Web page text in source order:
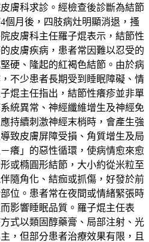
膚科求診。經檢查後診斷為結節
個月後，四肢病灶明顯消退，搔
皮膚科主任羅子焜表示，結節性
皮膚疾病，患者常因難以忍受的
硬、隆起的紅褐色結節。由於病
不少患者長期受到睡眠障礙、情
焜主任指出，結節性癢疹並非單
統異常、神經纖維增生及神經免
持續刺激神經末梢時，會產生強
致皮膚屏障受損、角質增生及局
癢」的惡性循環，使病情愈來愈
或橢圓形結節，大小約從米粒至
隨角化、結痂或抓傷，好發於前
位。患者常在夜間或情緒緊張時
影響睡眠品質。羅子焜主任表
式以類固醇藥膏、局部注射、光
，但部分患者治療效果有限，且